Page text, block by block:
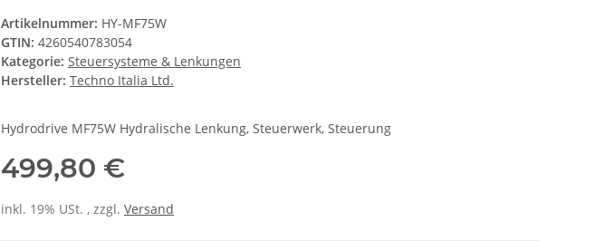
Artikelnummer: HY-MF75W
GTIN: 4260540783054
Kategorie: Steuersysteme & Lenkungen
Hersteller: Techno Italia Ltd.
Hydrodrive MF75W Hydralische Lenkung, Steuerwerk, Steuerung
499,80 €
inkl. 19% USt. , zzgl. Versand